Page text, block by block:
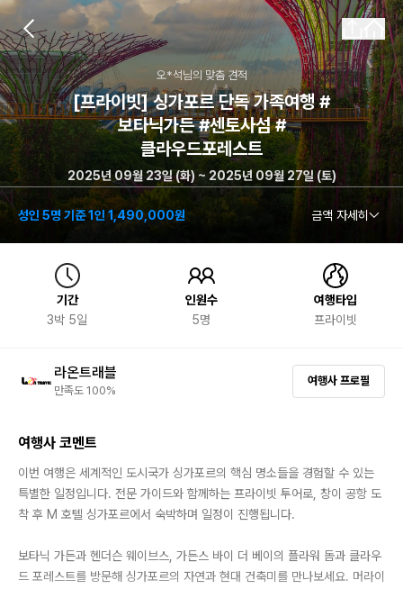
오*석님의 맞춤 견적
[프라이빗] 싱가포르 단독 가족여행 #
보타닉가든 #센토사섬 #
클라우드포레스트
2025년 09월 23일 (화) ~ 2025년 09월 27일 (토)
성인 5명 기준 1인 1,490,000원 금액 자세히
기간
3박 5일
인원수
5명
여행타입
프라이빗
라온트래블
만족도 100%
여행사 프로필
여행사 코멘트
이번 여행은 세계적인 도시국가 싱가포르의 핵심 명소들을 경험할 수 있는
특별한 일정입니다. 전문 가이드와 함께하는 프라이빗 투어로, 창이 공항 도
착 후 M 호텔 싱가포르에서 숙박하며 일정이 진행됩니다.
보타닉 가든과 헨더슨 웨이브스, 가든스 바이 더 베이의 플라워 돔과 클라우
드 포레스트를 방문해 싱가포르의 자연과 현대 건축미를 만나보세요. 머라이